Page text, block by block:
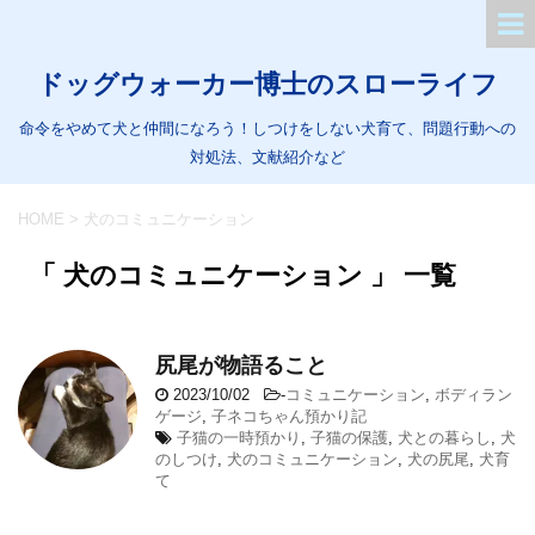
ドッグウォーカー博士のスローライフ
命令をやめて犬と仲間になろう！しつけをしない犬育て、問題行動への
対処法、文献紹介など
HOME > 犬のコミュニケーション
「 犬のコミュニケーション 」 一覧
尻尾が物語ること
2023/10/02 -コミュニケーション
ボディラン
ゲージ 子ネコちゃん預かり記
子猫の一時預かり
子猫の保護 犬との暮らし
犬
のしつけ
犬のコミュニケーション 犬の尻尾
犬育
て